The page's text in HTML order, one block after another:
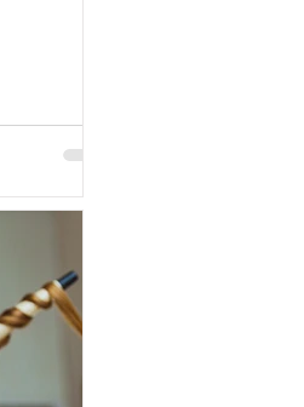
く見えるこ
代になって
ではちょう
かメイク濃
の原因は、
ります。実